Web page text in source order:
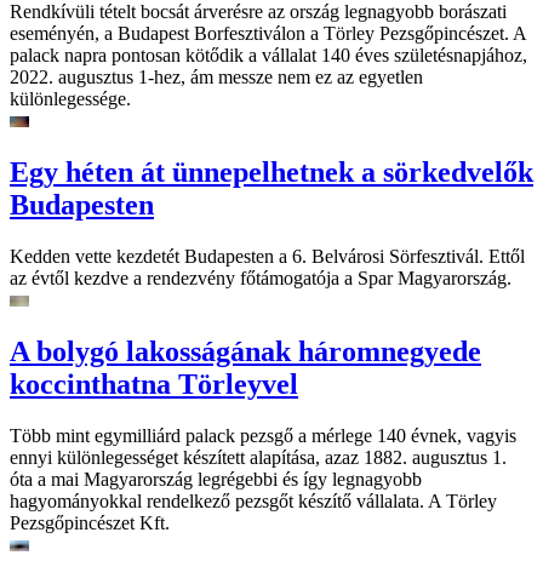
Rendkívüli tételt bocsát árverésre az ország legnagyobb borászati
eseményén, a Budapest Borfesztiválon a Törley Pezsgőpincészet. A
palack napra pontosan kötődik a vállalat 140 éves születésnapjához,
2022. augusztus 1-hez, ám messze nem ez az egyetlen
különlegessége.
Egy héten át ünnepelhetnek a sörkedvelők
Budapesten
Kedden vette kezdetét Budapesten a 6. Belvárosi Sörfesztivál. Ettől
az évtől kezdve a rendezvény főtámogatója a Spar Magyarország.
A bolygó lakosságának háromnegyede
koccinthatna Törleyvel
Több mint egymilliárd palack pezsgő a mérlege 140 évnek, vagyis
ennyi különlegességet készített alapítása, azaz 1882. augusztus 1.
óta a mai Magyarország legrégebbi és így legnagyobb
hagyományokkal rendelkező pezsgőt készítő vállalata. A Törley
Pezsgőpincészet Kft.